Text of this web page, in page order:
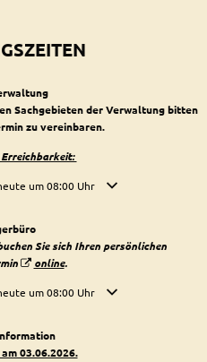
Sachgebieten der Verwaltung bitten
zu vereinbaren.
oder Schließzeiten
um 08:00 Uhr
Sie sich Ihren persönlichen
online.
oder Schließzeiten
um 08:00 Uhr
03.06.2026.